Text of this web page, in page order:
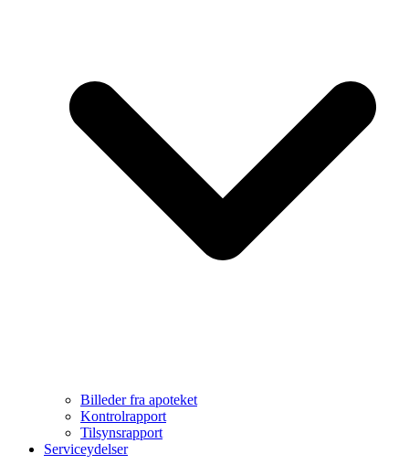
Billeder fra apoteket
Kontrolrapport
Tilsynsrapport
Serviceydelser